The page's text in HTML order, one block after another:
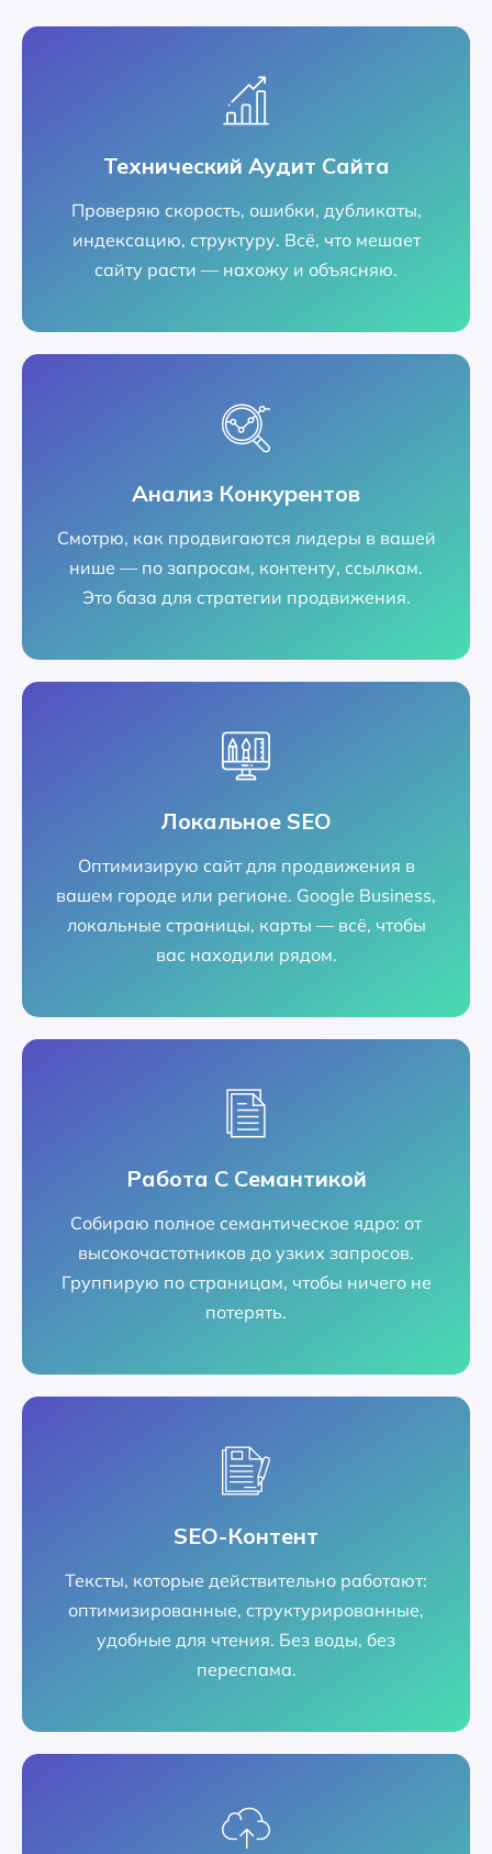
Технический Аудит Сайта
Проверяю скорость, ошибки, дубликаты,
индексацию, структуру. Всё, что мешает
сайту расти — нахожу и объясняю.
Анализ Конкурентов
Смотрю, как продвигаются лидеры в вашей
нише — по запросам, контенту, ссылкам.
Это база для стратегии продвижения.
Локальное SEO
Оптимизирую сайт для продвижения в
вашем городе или регионе. Google Business,
локальные страницы, карты — всё, чтобы
вас находили рядом.
Работа С Семантикой
Собираю полное семантическое ядро: от
высокочастотников до узких запросов.
Группирую по страницам, чтобы ничего не
потерять.
SEO-Контент
Тексты, которые действительно работают:
оптимизированные, структурированные,
удобные для чтения. Без воды, без
переспама.